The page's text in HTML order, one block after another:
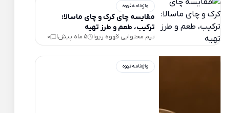
واژه‌نامه قهوه
مقایسه چای کرک و چای ماسالا:
ترکیب، طعم و طرز تهیه
تیم محتوایی قهوه ریو| 5 ماه پیش |
0
واژه‌نامه قهوه